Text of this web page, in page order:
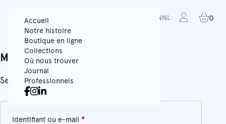
Accueil
Notre histoire
Boutique en ligne
Collections
Où nous trouver
Journal
Professionnels
EN NL 0
Mon compte
Se connecter
Identifiant ou e-mail *Obligatoire